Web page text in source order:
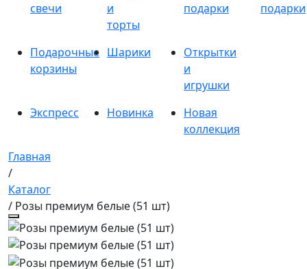
свечи
и
торты
подарки
подарки
Подарочные
корзины
Шарики
Открытки
и
игрушки
Экспресс
Новинка
Новая
коллекция
Главная
/
Каталог
/ Розы премиум белые (51 шт)